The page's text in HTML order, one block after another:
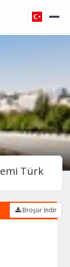
Türk
Broşür İndir